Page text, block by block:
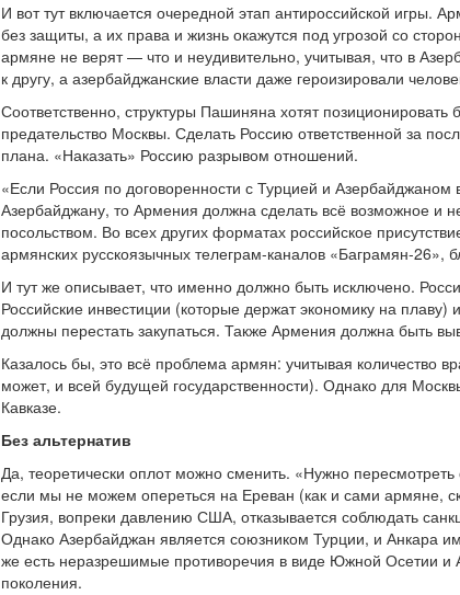
И вот тут включается очередной этап антироссийской игры.
без защиты, а их права и жизнь окажутся под угрозой со
армяне не верят — что и неудивительно, учитывая, что в
к другу, а азербайджанские власти даже героизировали
Соответственно, структуры Пашиняна хотят
предательство Москвы. Сделать Россию ответственной за
плана. «Наказать» Россию разрывом отношений.
«Если Россия по договоренности с Турцией и
Азербайджану, то Армения должна сделать всё возможное и
посольством. Во всех других форматах российское
армянских русскоязычных телеграм-каналов «Баграмян-26»,
И тут же описывает, что именно должно быть исключено.
Российские инвестиции (которые держат экономику на плаву)
должны перестать закупаться. Также Армения должна быть
Казалось бы, это всё проблема армян: учитывая количество
может, и всей будущей государственности). Однако для
Кавказе.
Без альтернатив
Да, теоретически оплот можно сменить. «Нужно
если мы не можем опереться на Ереван (как и сами армяне,
Грузия, вопреки давлению США, отказывается соблюдать
Однако Азербайджан является союзником Турции, и Анкара
же есть неразрешимые противоречия в виде Южной Осетии и
поколения.